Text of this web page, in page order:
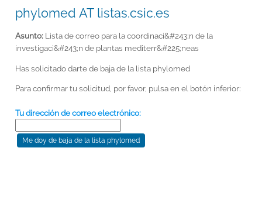
phylomed AT listas.csic.es
Asunto: Lista de correo para la coordinaci&#243;n de la
investigaci&#243;n de plantas mediterr&#225;neas
Has solicitado darte de baja de la lista phylomed
Para confirmar tu solicitud, por favor, pulsa en el botón inferior:
Tu dirección de correo electrónico: